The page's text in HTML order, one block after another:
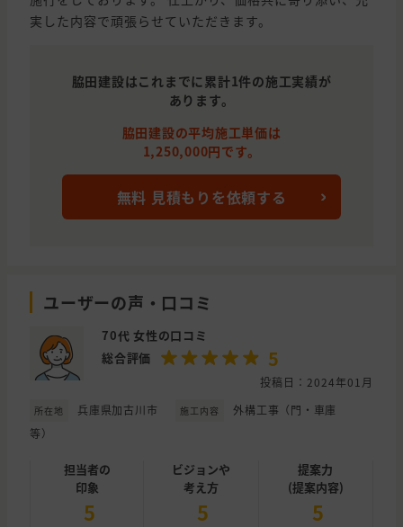
実した内容で頑張らせていただきます。
脇田建設はこれまでに累計1件の施工実績が
あります。
脇田建設の平均施工単価は
1,250,000円です。
無料 見積もりを依頼する
ユーザーの声・口コミ
70代 女性の口コミ
総合評価
5
投稿日：2024年01月
所在地 兵庫県加古川市 施工内容
外構工事（門・車庫
等）
担当者の
印象
5
ビジョンや
考え方
5
提案力
(提案内容)
5